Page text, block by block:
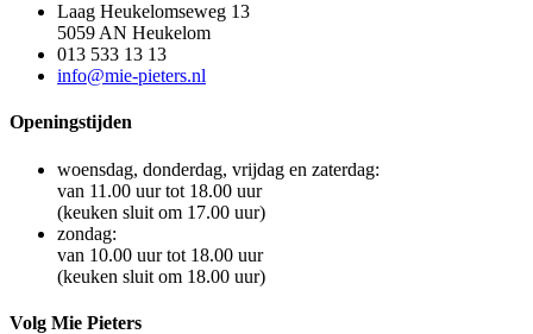
Laag Heukelomseweg 13
5059 AN Heukelom
013 533 13 13
info@mie-pieters.nl
Openingstijden
woensdag, donderdag, vrijdag en zaterdag:
van 11.00 uur tot 18.00 uur
(keuken sluit om 17.00 uur)
zondag:
van 10.00 uur tot 18.00 uur
(keuken sluit om 18.00 uur)
Volg Mie Pieters